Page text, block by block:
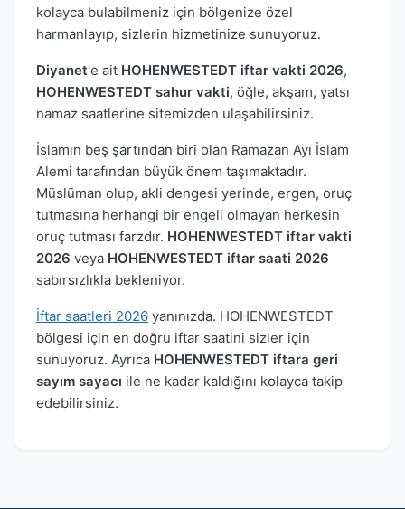
kolayca bulabilmeniz için bölgenize özel
harmanlayıp, sizlerin hizmetinize sunuyoruz.
Diyanet'e ait HOHENWESTEDT iftar vakti 2026,
HOHENWESTEDT sahur vakti, öğle, akşam, yatsı
namaz saatlerine sitemizden ulaşabilirsiniz.
İslamın beş şartından biri olan Ramazan Ayı İslam
Alemi tarafından büyük önem taşımaktadır.
Müslüman olup, akli dengesi yerinde, ergen, oruç
tutmasına herhangi bir engeli olmayan herkesin
oruç tutması farzdır. HOHENWESTEDT iftar vakti
2026 veya HOHENWESTEDT iftar saati 2026
sabırsızlıkla bekleniyor.
İftar saatleri 2026 yanınızda. HOHENWESTEDT
bölgesi için en doğru iftar saatini sizler için
sunuyoruz. Ayrıca HOHENWESTEDT iftara geri
sayım sayacı ile ne kadar kaldığını kolayca takip
edebilirsiniz.